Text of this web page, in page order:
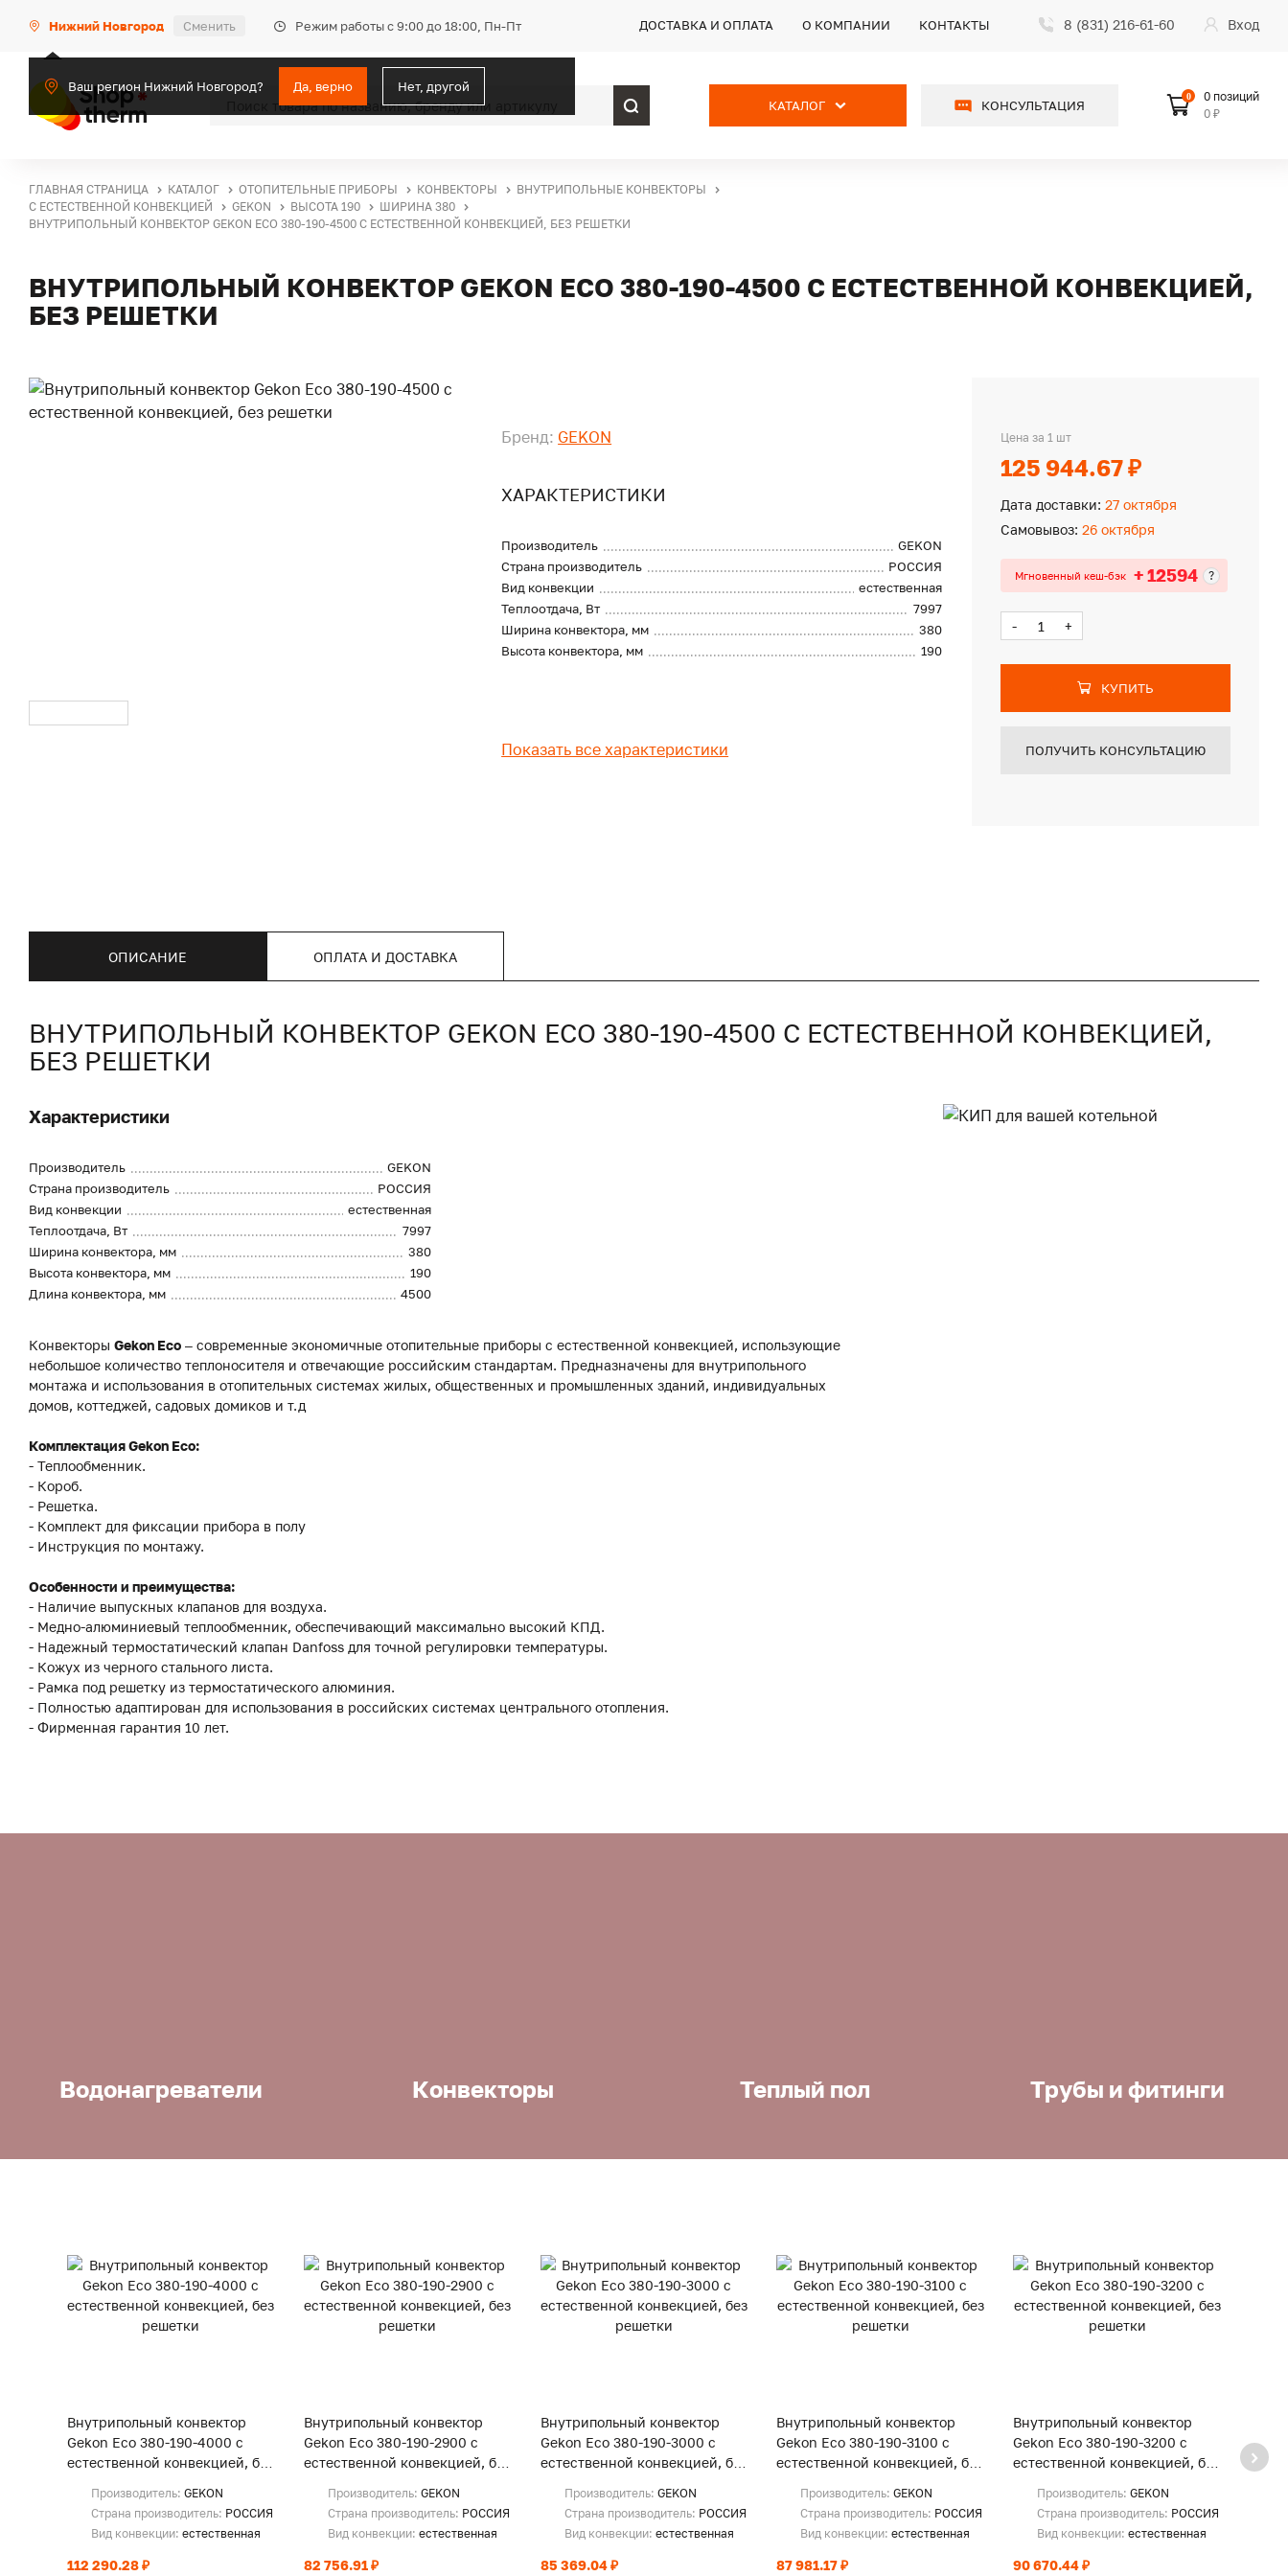
Нижний Новгород Сменить Режим работы с 9:00 до 18:00, Пн-Пт
Ваш регион Нижний Новгород? Да, верно Нет, другой
ДОСТАВКА И ОПЛАТА О КОМПАНИИ КОНТАКТЫ 8 (831) 216-61-60 Вход
КАТАЛОГ КОНСУЛЬТАЦИЯ
0
0 позиций
0 ₽
ГЛАВНАЯ СТРАНИЦА КАТАЛОГ ОТОПИТЕЛЬНЫЕ ПРИБОРЫ КОНВЕКТОРЫ
ВНУТРИПОЛЬНЫЕ КОНВЕКТОРЫ
С ЕСТЕСТВЕННОЙ КОНВЕКЦИЕЙ
GEKON ВЫСОТА 190
ШИРИНА 380
ВНУТРИПОЛЬНЫЙ КОНВЕКТОР GEKON ECO 380-190-4500 С ЕСТЕСТВЕННОЙ КОНВЕКЦИЕЙ, БЕЗ РЕШЕТКИ
ВНУТРИПОЛЬНЫЙ КОНВЕКТОР GEKON ECO 380-190-4500 С ЕСТЕСТВЕННОЙ КОНВЕКЦИЕЙ,
БЕЗ РЕШЕТКИ
Бренд: GEKON
ХАРАКТЕРИСТИКИ
Производитель
GEKON
Страна производитель
РОССИЯ
Вид конвекции
естественная
Теплоотдача, Вт
7997
Ширина конвектора, мм
380
Высота конвектора, мм
190
Показать все характеристики
Цена за 1 шт
125 944.67 ₽
Дата доставки: 27 октября
Самовывоз: 26 октября
Мгновенный кеш-бэк + 12594 ?
- +
КУПИТЬ
ПОЛУЧИТЬ КОНСУЛЬТАЦИЮ
ОПИСАНИЕ ОПЛАТА И ДОСТАВКА
ВНУТРИПОЛЬНЫЙ КОНВЕКТОР GEKON ECO 380-190-4500 С ЕСТЕСТВЕННОЙ КОНВЕКЦИЕЙ,
БЕЗ РЕШЕТКИ
Характеристики
Производитель
GEKON
Страна производитель
РОССИЯ
Вид конвекции
естественная
Теплоотдача, Вт
7997
Ширина конвектора, мм
380
Высота конвектора, мм
190
Длина конвектора, мм
4500
Конвекторы Gekon Eco – современные экономичные отопительные приборы с естественной конвекцией, использующие
небольшое количество теплоносителя и отвечающие российским стандартам. Предназначены для внутрипольного
монтажа и использования в отопительных системах жилых, общественных и промышленных зданий, индивидуальных
домов, коттеджей, садовых домиков и т.д
Комплектация Gekon Eco:
- Теплообменник.
- Короб.
- Решетка.
- Комплект для фиксации прибора в полу
- Инструкция по монтажу.
Особенности и преимущества:
- Наличие выпускных клапанов для воздуха.
- Медно-алюминиевый теплообменник, обеспечивающий максимально высокий КПД.
- Надежный термостатический клапан Danfoss для точной регулировки температуры.
- Кожух из черного стального листа.
- Рамка под решетку из термостатического алюминия.
- Полностью адаптирован для использования в российских системах центрального отопления.
- Фирменная гарантия 10 лет.
Водонагреватели Конвекторы Теплый пол Трубы и фитинги
Внутрипольный конвектор
Gekon Eco 380-190-4000 с
естественной конвекцией, без
Производитель: GEKON
Страна производитель: РОССИЯ
Вид конвекции: естественная
112 290.28 ₽
Внутрипольный конвектор
Gekon Eco 380-190-2900 с
естественной конвекцией, без
Производитель: GEKON
Страна производитель: РОССИЯ
Вид конвекции: естественная
82 756.91 ₽
Внутрипольный конвектор
Gekon Eco 380-190-3000 с
естественной конвекцией, без
Производитель: GEKON
Страна производитель: РОССИЯ
Вид конвекции: естественная
85 369.04 ₽
Внутрипольный конвектор
Gekon Eco 380-190-3100 с
естественной конвекцией, без
Производитель:GEKON
Страна производитель: РОССИЯ
Вид конвекции:естественная
87 981.17 ₽
Внутрипольный конвектор
Gekon Eco 380-190-3200 с
естественной конвекцией, без
Производитель:GEKON
Страна производитель: РОССИЯ
Вид конвекции:естественная
90 670.44 ₽